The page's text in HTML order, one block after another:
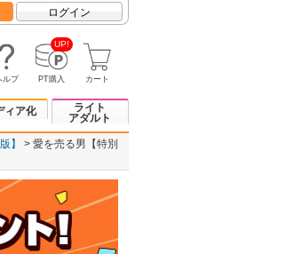
ログイン
ルプ
UP!
PT購入 カート
ィア化
ライト
アダルト
】
愛を売る男【特別